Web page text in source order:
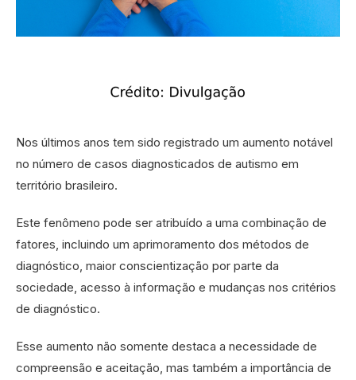
Nos últimos anos tem sido registrado um aumento notável
no número de casos diagnosticados de autismo em
território brasileiro.
Este fenômeno pode ser atribuído a uma combinação de
fatores, incluindo um aprimoramento dos métodos de
diagnóstico, maior conscientização por parte da
sociedade, acesso à informação e mudanças nos critérios
de diagnóstico.
Esse aumento não somente destaca a necessidade de
compreensão e aceitação, mas também a importância de